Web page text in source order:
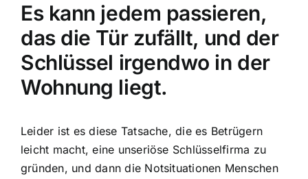
Es kann jedem passieren,
das die Tür zufällt, und der
Schlüssel irgendwo in der
Wohnung liegt.
Leider ist es diese Tatsache, die es Betrügern
leicht macht, eine unseriöse Schlüsselfirma zu
gründen, und dann die Notsituationen Menschen